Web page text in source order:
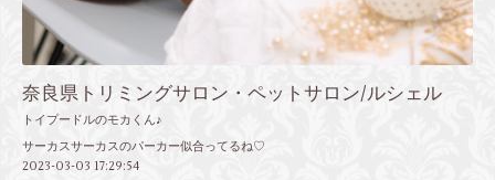
奈良県トリミングサロン・ペットサロン/ルシェル
トイプードルのモカくん♪
サーカスサーカスのパーカー似合ってるね♡
2023-03-03 17:29:54